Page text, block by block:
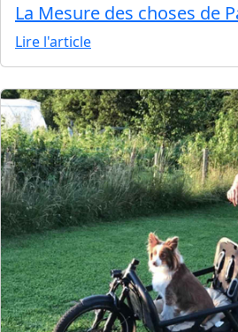
La Mesure des choses de
Lire l'article